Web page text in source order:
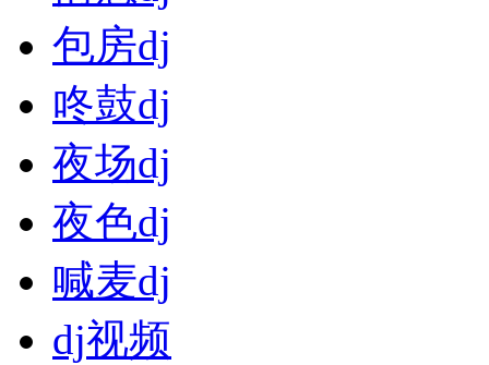
包房dj
咚鼓dj
夜场dj
夜色dj
喊麦dj
dj视频